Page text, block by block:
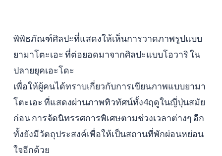
พิพิธภัณฑ์ศิลปะที่แสดงให้เห็นการวาดภาพรูปแบบ
ยามาโตะเอะ ที่ต่อยอดมาจากศิลปะแบบโอวาริ ใน
ปลายยุคเอะโดะ
เพื่อให้ผู้คนได้ทราบเกี่ยวกับการเขียนภาพแบบยามา
โตะเอะ ที่แสดงผ่านภาพทิวทัศน์ทั้ง4ฤดูในญี่ปุ่นสมัย
ก่อน การจัดนิทรรศการพิเศษตามช่วงเวลาต่างๆ อีก
ทั้งยังมีวัตถุประสงค์เพื่อให้เป็นสถานที่พักผ่อนหย่อน
ใจอีกด้วย